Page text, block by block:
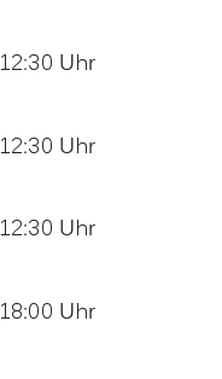
12:30 Uhr
12:30 Uhr
12:30 Uhr
18:00 Uhr